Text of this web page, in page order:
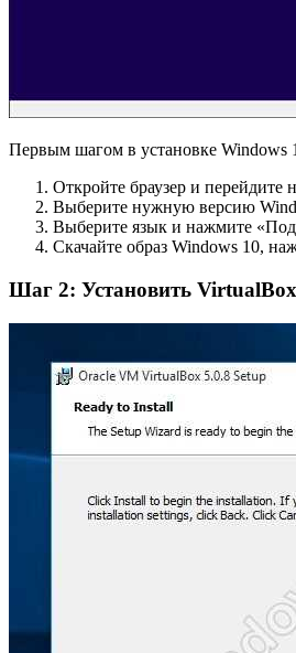
Первым шагом в установке Windows
Откройте браузер и перейдите
Выберите нужную версию
Выберите язык и нажмите
Скачайте образ Windows 10,
Шаг 2: Установить VirtualBox